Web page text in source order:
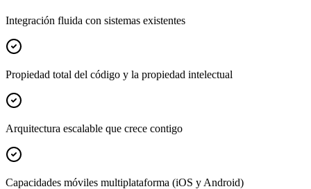
Integración fluida con sistemas existentes
Propiedad total del código y la propiedad intelectual
Arquitectura escalable que crece contigo
Capacidades móviles multiplataforma (iOS y Android)